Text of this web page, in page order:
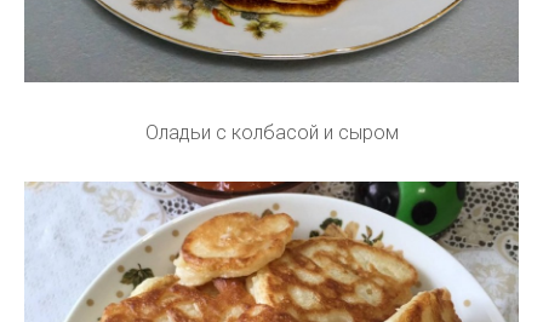
Оладьи с колбасой и сыром